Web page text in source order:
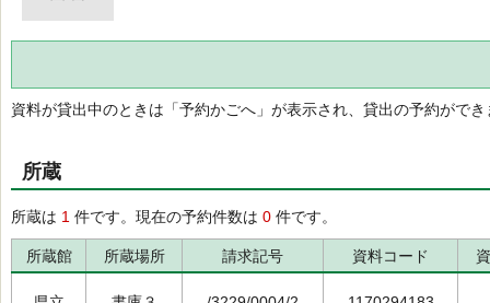
資料が貸出中のときは「予約かごへ」が表示され、貸出の予約ができ
所蔵
所蔵は 1 件です。現在の予約件数は 0 件です。
所蔵館 所蔵場所 請求記号 資料コード